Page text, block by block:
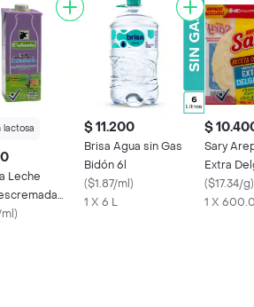
lactosa
Leche
)
$ 11.200
Brisa Agua sin Gas
Bidón 6l
($1.87/ml)
1 X 6 L
$
Sary
Extra
($17.34/g)
1 X